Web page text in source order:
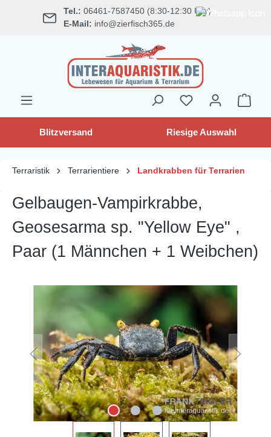
springen Tel.: 06461-7587450 (8:30-12:30 Uhr)
E-Mail: info@zierfisch365.de
Blitzversand Riesige Auswahl
Terraristik Terrarientiere Landkrabben für Terrarien
Gelbaugen-Vampirkrabbe,
Geosesarma sp. "Yellow Eye" ,
Paar (1 Männchen + 1 Weibchen)
Bildergalerie überspringen